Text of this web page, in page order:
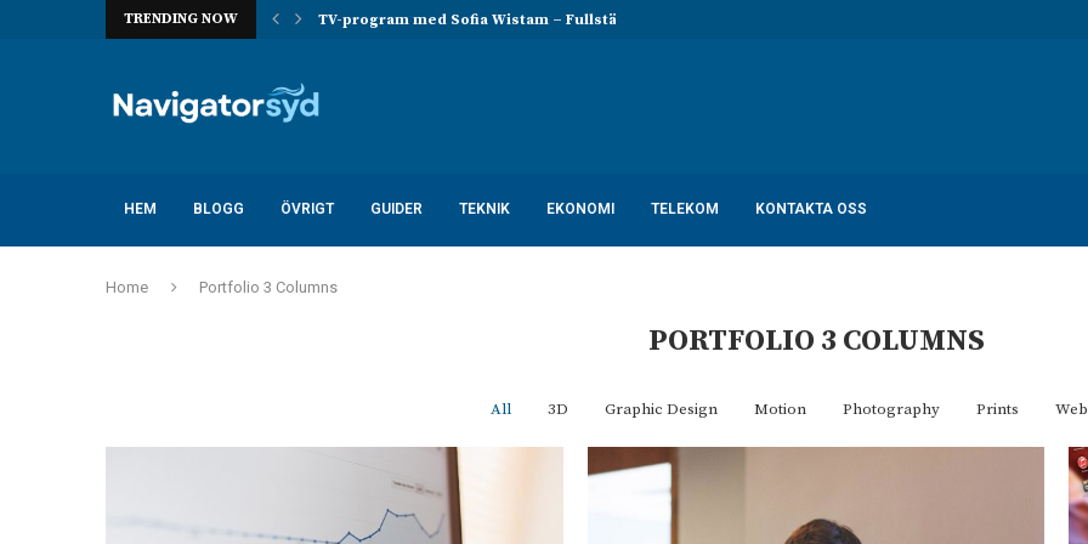
TRENDING NOW TV-program med Sofia Wistam – Fullständig lista och...
HEM BLOGG ÖVRIGT GUIDER TEKNIK EKONOMI TELEKOM KONTAKTA OSS
Home Portfolio 3 Columns
PORTFOLIO 3 COLUMNS
All 3D Graphic Design Motion Photography Prints